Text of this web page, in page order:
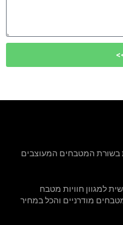
בשורת המטבחים המעוצבים
למגוון חוויות מטבח
מודרניים והכל במחיר